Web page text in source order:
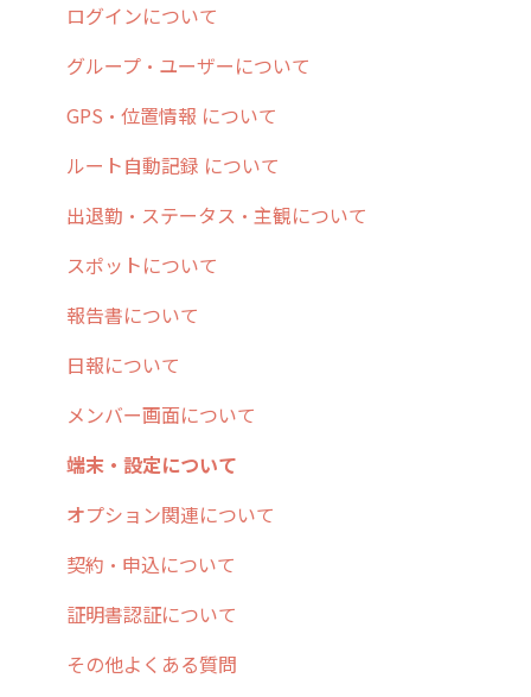
5. 基本的な使い方：システム管理者編
6. 基本的な使い方：ユーザー編
7. 初心者向けよくある質問集
8. 用語集
9. もっと便利に利用するための設定
10.ユーザー向けおすすめの使い方
【業界業種別】cyzen設定方法
スポット
ステータス・主観
報告書・行動種別
勤怠管理
活動通知
パフォーマンス
帳票出力
メッセージ・ファイル添付
商品
各種設定・その他
報告閲覧
予定
日報
履歴
メンバー
メッセージ
パフォーマンス
外部リンク
お知らせ
設定
予定管理
スポット
ステータス・主観
報告書・行動種別
ユーザー・グループ管理
メッセージ機能
活動通知
内線電話
商品
各種設定・ログイン
スポット・ステータス関連オプション
交通費自動計算
安全走行支援
写真管理・高画質化
ダッシュボード（BI）・パフォーマンス
連携オプション
その他オプション
IP接続制限・端末認証設定
契約・その他
ログインについて
グループ・ユーザーについて
GPS・位置情報 について
ルート自動記録 について
出退勤・ステータス・主観について
スポットについて
報告書について
日報について
メンバー画面について
端末・設定について
オプション関連について
契約・申込について
証明書認証について
その他よくある質問